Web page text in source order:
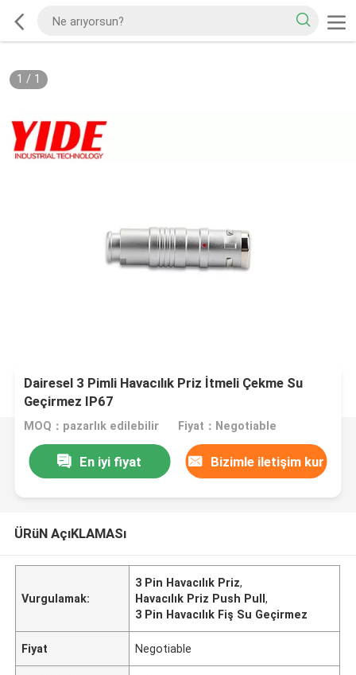
1 / 1
Dairesel 3 Pimli Havacılık Priz İtmeli Çekme Su
Geçirmez IP67
MOQ：pazarlık edilebilir Fiyat：Negotiable
En iyi fiyat Bizimle iletişim kur
ÜRüN AçıKLAMASı
Vurgulamak:
3 Pin Havacılık Priz,
Havacılık Priz Push Pull,
3 Pin Havacılık Fiş Su Geçirmez
Fiyat Negotiable